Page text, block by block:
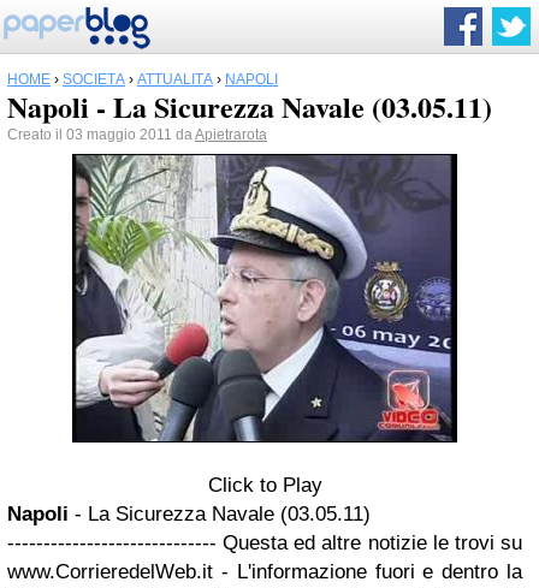
HOME › SOCIETÀ › ATTUALITÀ › NAPOLI
Napoli - La Sicurezza Navale (03.05.11)
Creato il 03 maggio 2011 daApietrarota
Click to Play
Napoli - La Sicurezza Navale (03.05.11)
----------------------------- Questa ed altre notizie le trovi su
www.CorrieredelWeb.it - L'informazione fuori e dentro la